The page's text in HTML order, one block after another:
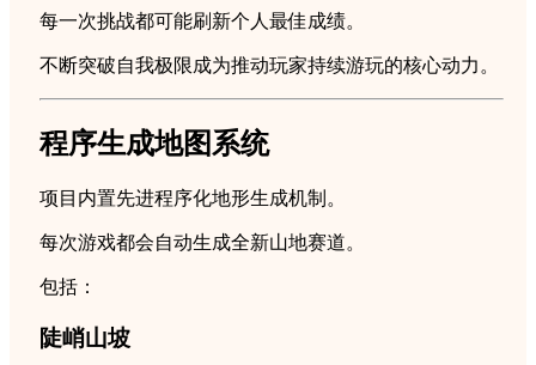
每一次挑战都可能刷新个人最佳成绩。
不断突破自我极限成为推动玩家持续游玩的核心动力。
程序生成地图系统
项目内置先进程序化地形生成机制。
每次游戏都会自动生成全新山地赛道。
包括：
陡峭山坡